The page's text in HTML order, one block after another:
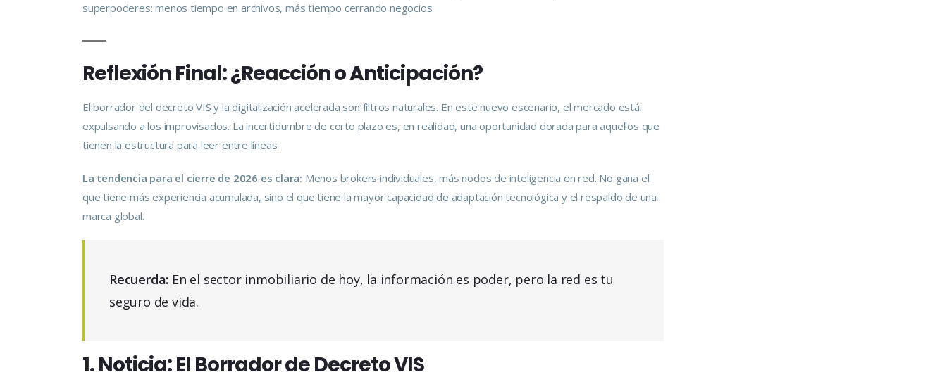
superpoderes: menos tiempo en archivos, más tiempo cerrando negocios.
Reflexión Final: ¿Reacción o Anticipación?
El borrador del decreto VIS y la digitalización acelerada son filtros naturales. En este nuevo escenario, el mercado está
expulsando a los improvisados. La incertidumbre de corto plazo es, en realidad, una oportunidad dorada para aquellos que
tienen la estructura para leer entre líneas.
La tendencia para el cierre de 2026 es clara: Menos brokers individuales, más nodos de inteligencia en red. No gana el
que tiene más experiencia acumulada, sino el que tiene la mayor capacidad de adaptación tecnológica y el respaldo de una
marca global.
Recuerda: En el sector inmobiliario de hoy, la información es poder, pero la red es tu
seguro de vida.
1. Noticia: El Borrador de Decreto VIS